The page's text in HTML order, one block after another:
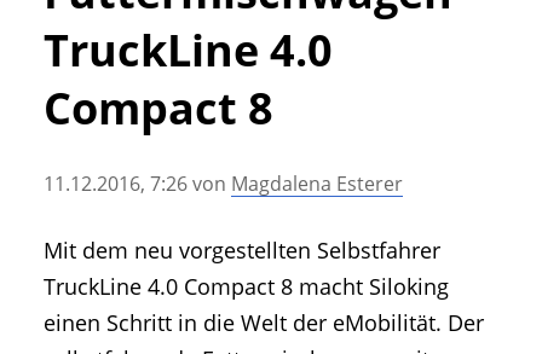
• Messen und Veranstaltungen
• Mitteilung der Redaktion
• Agritechnica Neuheiten Archiv
TruckLine 4.0
Compact 8
11.12.2016, 7:26von Magdalena Esterer
Mit dem neu vorgestellten Selbstfahrer
TruckLine 4.0 Compact 8 macht Siloking
einen Schritt in die Welt der eMobilität. Der